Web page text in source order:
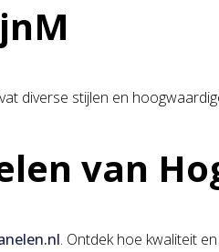
diverse stijlen en
van
. Ontdek hoe kwaliteit